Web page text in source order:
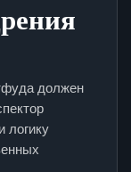
должен
логику